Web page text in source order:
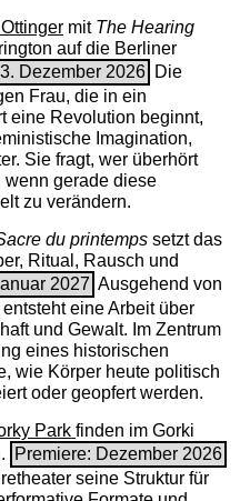
mit The ­Hearing
auf die Berliner
Dezember 2026 Die
Frau, die in ein
eine Revolution beginnt,
Imagination,
Sie fragt, wer überhört
gerade diese
zu verändern.
du printempssetzt das
Ritual, Rausch und
2027 Ausgehend von
eine Arbeit über
und Gewalt. Im Zentrum
eines historischen
wie Körper heute politisch
oder geopfert werden.
Park finden im Gorki
Premiere: Dezember 2026
seine Struktur für